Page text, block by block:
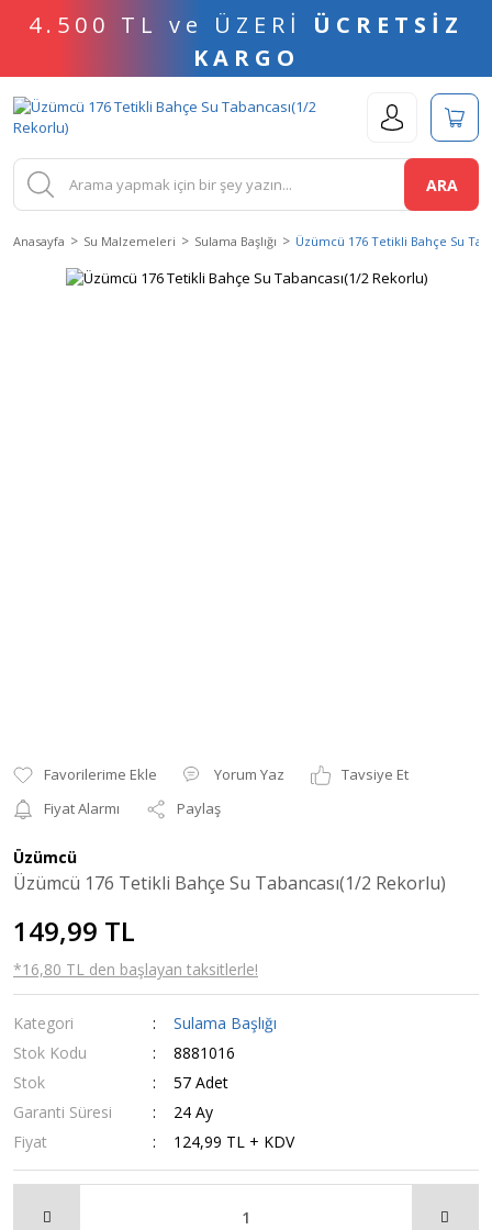
4.500 TL ve ÜZERİ ÜCRETSİZ
KARGO
ARA
Anasayfa Su Malzemeleri Sulama Başlığı Üzümcü 176 Tetikli Bahçe Su
Yorum Yaz
Tavsiye Et
Fiyat Alarmı
Paylaş
Üzümcü
Üzümcü 176 Tetikli Bahçe Su Tabancası(1/2 Rekorlu)
149,99 TL
*16,80 TL den başlayan taksitlerle!
Kategori
Sulama Başlığı
Stok Kodu
8881016
Stok
57 Adet
Garanti Süresi
24 Ay
Fiyat
124,99 TL + KDV